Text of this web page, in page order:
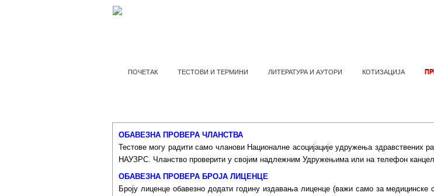
ПОЧЕТАК ТЕСТОВИ И ТЕРМИНИ ЛИТЕРАТУРА И АУТОРИ КОТИЗАЦИЈА
ОБАВЕЗНА ПРОВЕРА ЧЛАНСТВА
Тестове могу радити само чланови Националне асоцијације удружења здравствених
НАУЗРС. Чланство проверити у својим надлежним Удружењима или на телефон
ОБАВЕЗНА ПРОВЕРА БРОЈА ЛИЦЕНЦЕ
Броју лиценце обавезно додати годину издавања лиценце (важи само за